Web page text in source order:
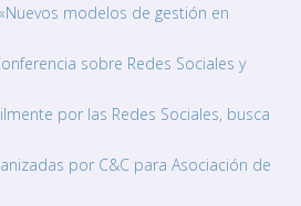
modelos de gestión en
sobre Redes Sociales y
por las Redes Sociales, busca
por C&C para Asociación de